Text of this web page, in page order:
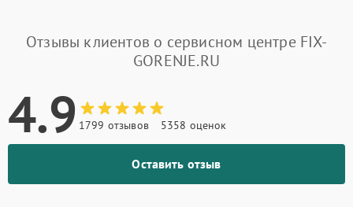
Отзывы клиентов о сервисном центре FIX-
GORENJE.RU
4.9 1799 отзывов 5358 оценок
Оставить отзыв